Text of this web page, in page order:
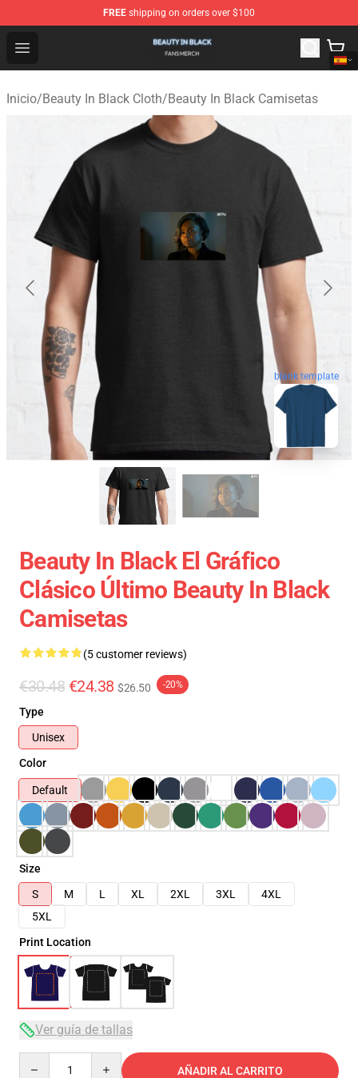
FREE shipping on orders over $100
Open menu
Beauty In Black Shop - Official Beauty In Black
Inicio/Beauty In Black Cloth/Beauty In Black Camisetas
blank template
Beauty In Black El Gráfico
Clásico Último Beauty In Black
Camisetas
(5 customer reviews)
€30.48 €24.38 $26.50 -20%
Type
Unisex
Color
Default
Size
S
M L XL 2XL 3XL
4XL
5XL
Print Location
Ver guía de tallas
AÑADIR AL CARRITO